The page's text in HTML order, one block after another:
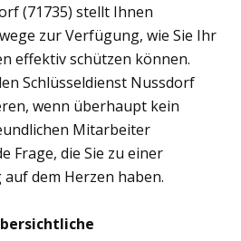
(71735) stellt Ihnen
zur Verfügung, wie Sie Ihr
effektiv schützen können.
Schlüsseldienst Nussdorf
wenn überhaupt kein
Mitarbeiter
Frage, die Sie zu einer
dem Herzen haben.